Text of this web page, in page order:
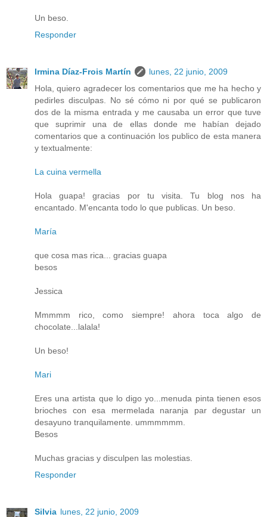
Un beso.
Responder
Irmina Díaz-Frois Martín
lunes, 22 junio, 2009
Hola, quiero agradecer los comentarios que me ha hecho y
pedirles disculpas. No sé cómo ni por qué se publicaron
dos de la misma entrada y me causaba un error que tuve
que suprimir una de ellas donde me habían dejado
comentarios que a continuación los publico de esta manera
y textualmente:
La cuina vermella
Hola guapa! gracias por tu visita. Tu blog nos ha
encantado. M'encanta todo lo que publicas. Un beso.
María
que cosa mas rica... gracias guapa
besos
Jessica
Mmmmm rico, como siempre! ahora toca algo de
chocolate...lalala!
Un beso!
Mari
Eres una artista que lo digo yo...menuda pinta tienen esos
brioches con esa mermelada naranja par degustar un
desayuno tranquilamente. ummmmmm.
Besos
Muchas gracias y disculpen las molestias.
Responder
Silvia lunes, 22 junio, 2009